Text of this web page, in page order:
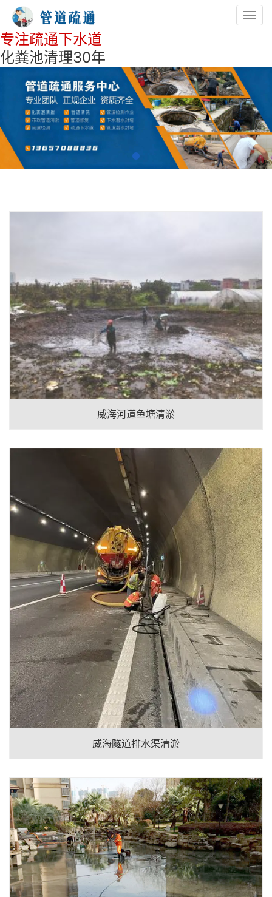
专注疏通下水道
化粪池清理30年
威海河道鱼塘清淤
威海隧道排水渠清淤